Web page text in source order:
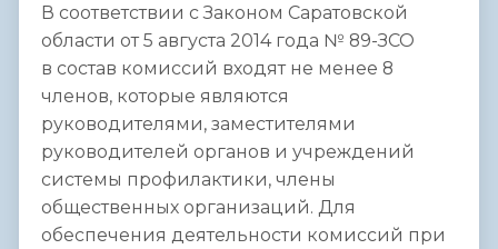
В соответствии с Законом Саратовской
области от 5 августа 2014 года № 89-ЗСО
в состав комиссий входят не менее 8
членов, которые являются
руководителями, заместителями
руководителей органов и учреждений
системы профилактики, члены
общественных организаций. Для
обеспечения деятельности комиссий при